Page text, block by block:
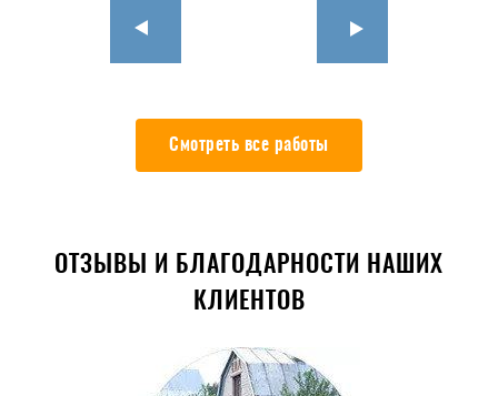
Смотреть все работы
ОТЗЫВЫ И БЛАГОДАРНОСТИ НАШИХ
КЛИЕНТОВ